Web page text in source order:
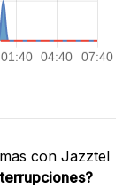
con Jazztel